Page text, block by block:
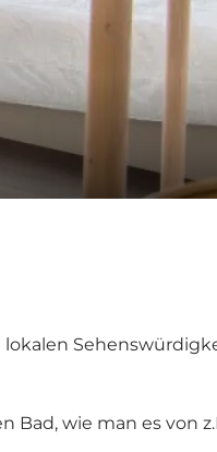
lokalen
Bad, wie man es von